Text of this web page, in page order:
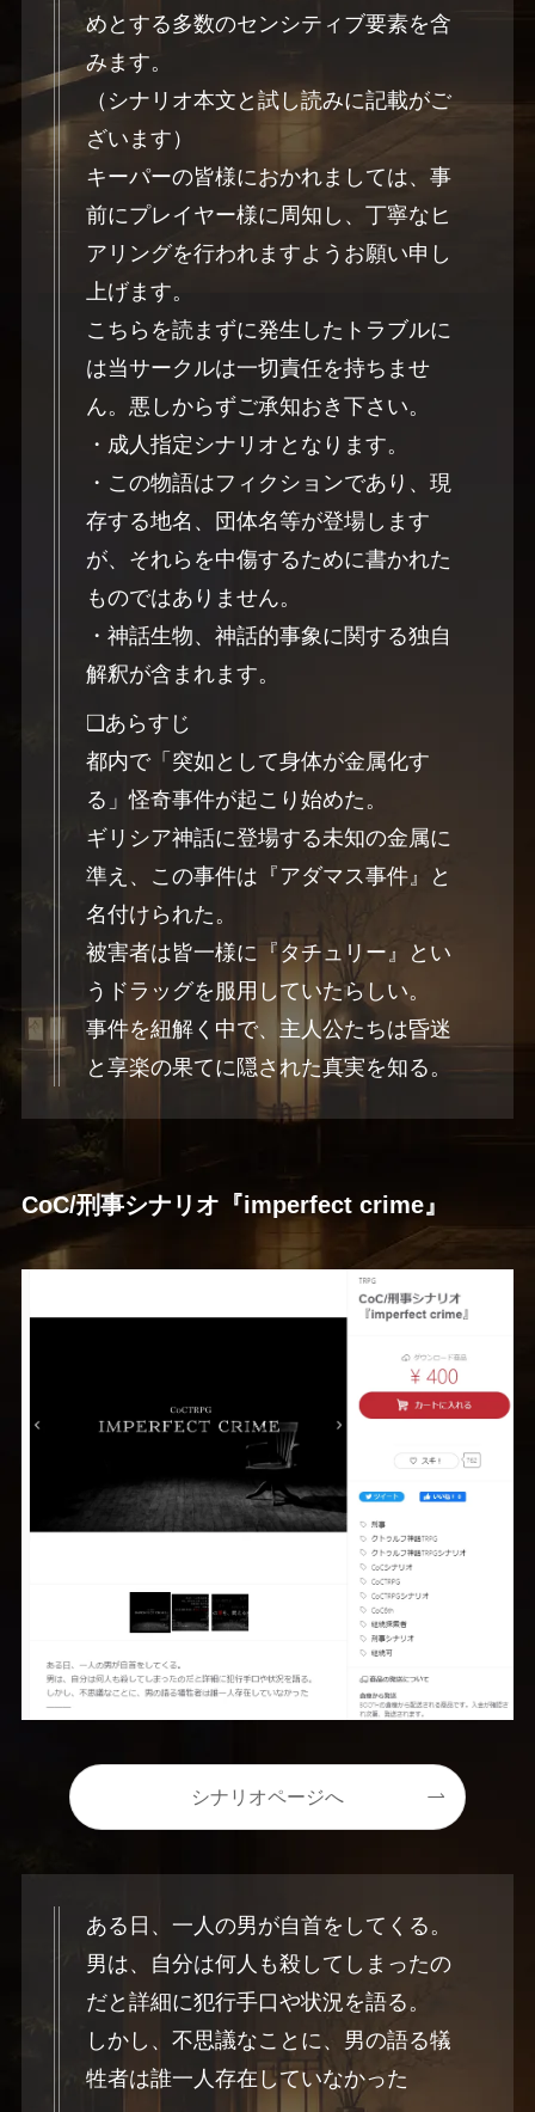
めとする多数のセンシティブ要素を含
みます。
（シナリオ本文と試し読みに記載がご
ざいます）
キーパーの皆様におかれましては、事
前にプレイヤー様に周知し、丁寧なヒ
アリングを行われますようお願い申し
上げます。
こちらを読まずに発生したトラブルに
は当サークルは一切責任を持ちませ
ん。悪しからずご承知おき下さい。
・成人指定シナリオとなります。
・この物語はフィクションであり、現
存する地名、団体名等が登場します
が、それらを中傷するために書かれた
ものではありません。
・神話生物、神話的事象に関する独自
解釈が含まれます。
❏あらすじ
都内で「突如として身体が金属化す
る」怪奇事件が起こり始めた。
ギリシア神話に登場する未知の金属に
準え、この事件は『アダマス事件』と
名付けられた。
被害者は皆一様に『タチュリー』とい
うドラッグを服用していたらしい。
事件を紐解く中で、主人公たちは昏迷
と享楽の果てに隠された真実を知る。
CoC/刑事シナリオ『imperfect crime』
シナリオページへ
ある日、一人の男が自首をしてくる。
男は、自分は何人も殺してしまったの
だと詳細に犯行手口や状況を語る。
しかし、不思議なことに、男の語る犠
牲者は誰一人存在していなかった